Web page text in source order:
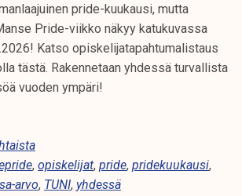
pride-kuukausi, mutta
Pride-viikko näkyy katukuvassa
Katso opiskelijatapahtumalistaus
tästä. Rakennetaan yhdessä turvallista
vuoden ympäri!
, opiskelijat, pride, pridekuukausi,
arvo, TUNI, yhdessä